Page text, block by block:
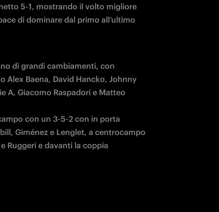
di dominare dal primo all’ultimo
Baena, David Hancko, Johnny
A, Giacomo Raspadori e Matteo
con un 3-5-2 con in porta
Giménez e Lenglet, a centrocampo
Ruggeri e davanti la coppia